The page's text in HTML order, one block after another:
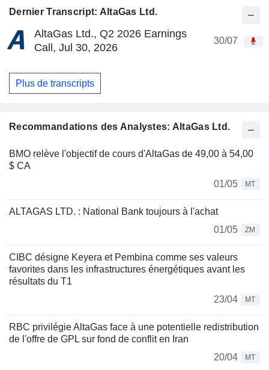
Dernier Transcript: AltaGas Ltd.
AltaGas Ltd., Q2 2026 Earnings
Call, Jul 30, 2026
30/07
Plus de transcripts
Recommandations des Analystes: AltaGas Ltd.
BMO relève l'objectif de cours d'AltaGas de 49,00 à 54,00
$ CA
01/05
MT
ALTAGAS LTD. : National Bank toujours à l'achat
01/05
ZM
CIBC désigne Keyera et Pembina comme ses valeurs
favorites dans les infrastructures énergétiques avant les
résultats du T1
23/04
MT
RBC privilégie AltaGas face à une potentielle redistribution
de l'offre de GPL sur fond de conflit en Iran
20/04
MT